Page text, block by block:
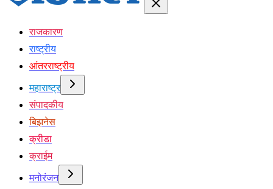
राजकारण
राष्ट्रीय
आंतरराष्ट्रीय
महाराष्ट्र
संपादकीय
बिझनेस
क्रीडा
क्राईम
मनोरंजन